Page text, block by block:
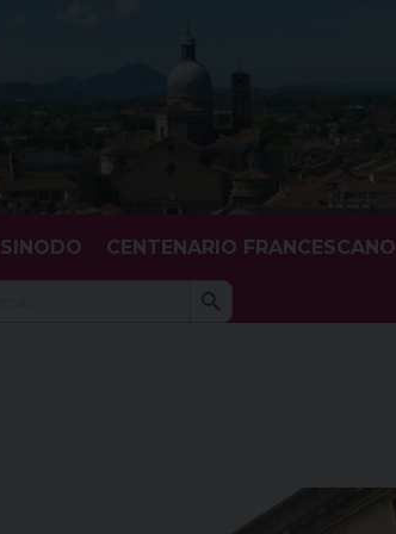
SINODO CENTENARIO FRANCESCANO
Search Search Button